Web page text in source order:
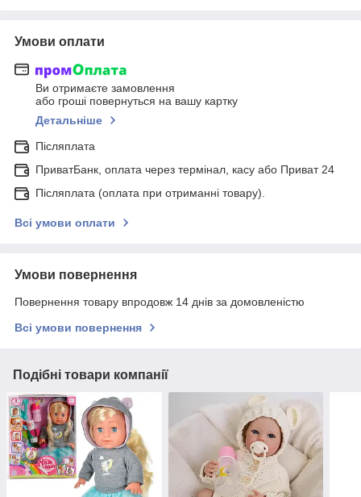
Умови оплати
Ви отримаєте замовлення
або гроші повернуться на вашу картку
Детальніше
Післяплата
ПриватБанк, оплата через термінал, касу або Приват 24
Післяплата (оплата при отриманні товару).
Всі умови оплати
Умови повернення
Повернення товару впродовж 14 днів за домовленістю
Всі умови повернення
Подібні товари компанії